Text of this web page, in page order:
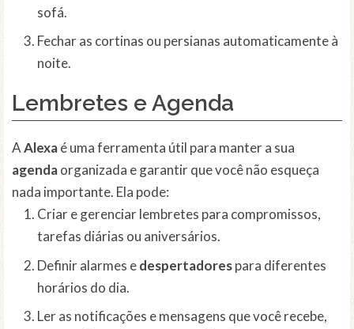
sofá.
Fechar as cortinas ou persianas automaticamente à
noite.
Lembretes e Agenda
AAlexaé uma ferramenta útil para manter a sua
agendaorganizada e garantir que você não esqueça
nada importante. Ela pode:
Criar e gerenciar lembretes para compromissos,
tarefas diárias ou aniversários.
Definir alarmes edespertadorespara diferentes
horários do dia.
Ler as notificações e mensagens que você recebe,